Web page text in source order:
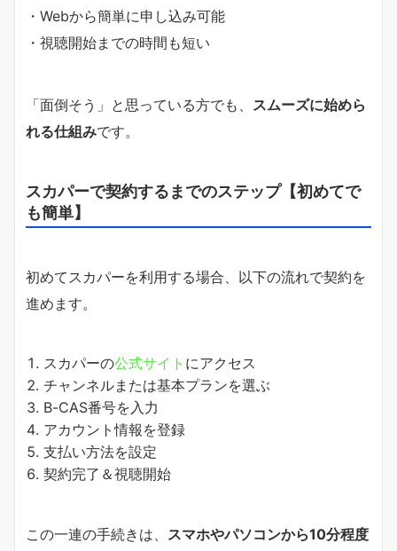
・Webから簡単に申し込み可能
・視聴開始までの時間も短い
「面倒そう」と思っている方でも、 スムーズに始めら
れる仕組みです。
スカパーで契約するまでのステップ【初めてで
も簡単】
初めてスカパーを利用する場合、以下の流れで契約を
進めます。
スカパーの公式サイト にアクセス
チャンネルまたは基本プランを選ぶ
B-CAS番号を入力
アカウント情報を登録
支払い方法を設定
契約完了＆視聴開始
この一連の手続きは、 スマホやパソコンから10分程度